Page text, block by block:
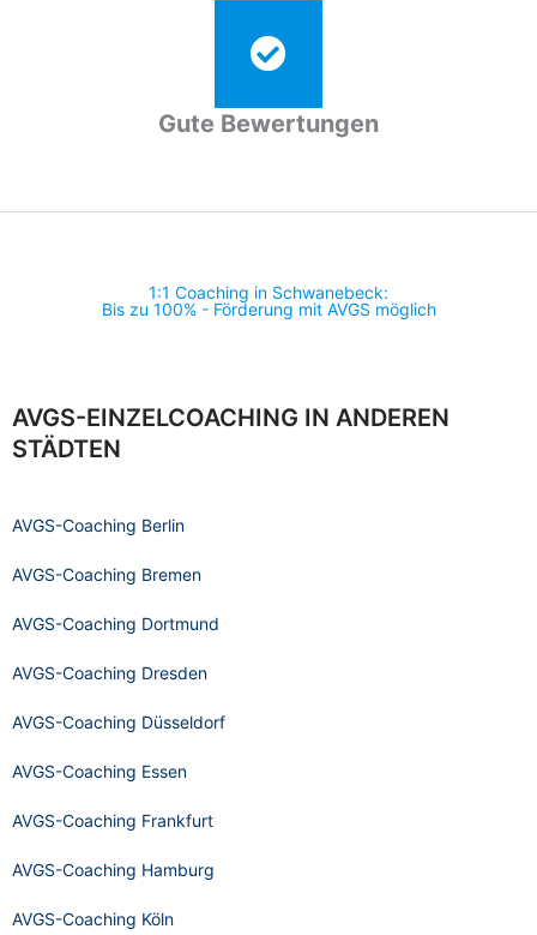
Gute Bewertungen
1:1 Coaching in Schwanebeck:
Bis zu 100% - Förderung mit AVGS möglich
AVGS-EINZELCOACHING IN ANDEREN
STÄDTEN
AVGS-Coaching Berlin
AVGS-Coaching Bremen
AVGS-Coaching Dortmund
AVGS-Coaching Dresden
AVGS-Coaching Düsseldorf
AVGS-Coaching Essen
AVGS-Coaching Frankfurt
AVGS-Coaching Hamburg
AVGS-Coaching Köln